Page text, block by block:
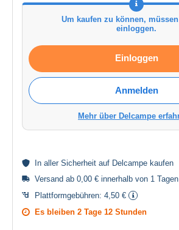
Um kaufen zu können,
einloggen.
Einloggen
Anmelden
Mehr über Delcampe
In aller Sicherheit auf Delcampe kaufen
Versand ab 0,00 € innerhalb von 1 Tagen
Plattformgebühren: 4,50 €
Es bleiben 2 Tage 12 Stunden